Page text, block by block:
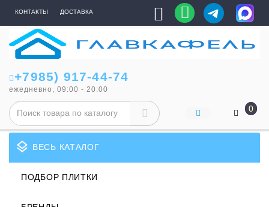
КОНТАКТЫ ДОСТАВКА
+7985) 917-44-74
ежедневно, 09:00 - 20:00
0
layers ВЕСЬ КАТАЛОГ
ПОДБОР ПЛИТКИ